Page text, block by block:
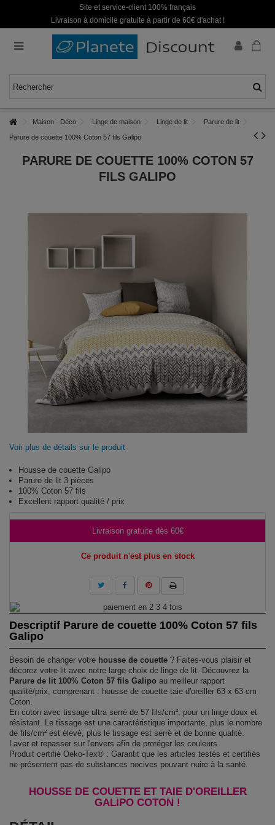
Site et service-client 100% français
Livraison à domicile gratuite à partir de 60€ d'achat !
Maison - Déco Linge de maison Linge de lit Parure de lit
Parure de couette 100% Coton 57 fils Galipo
PARURE DE COUETTE 100% COTON 57
FILS GALIPO
Voir plus de détails sur le produit
Housse de couette Galipo
Parure de lit 3 pièces
100% Coton 57 fils
Excellent rapport qualité / prix
Livraison gratuite dès 60€
Ce produit n'est plus en stock
Descriptif Parure de couette 100% Coton 57 fils
Galipo
Besoin de changer votre housse de couette ? Faites-vous plaisir et
décorez votre lit avec notre large choix de linge de lit. Découvrez la
Parure de lit 100% Coton 57 fils Galipo au meilleur rapport
qualité/prix, comprenant : housse de couette taie d'oreiller 63 x 63 cm
Coton.
En coton avec tissage ultra serré de 57 fils/cm², pour un linge doux et
résistant. Le tissage est une caractéristique importante, plus le nombre
de fils/cm² est élevé, plus le tissage est serré et de bonne qualité.
Laver et repasser sur l'envers afin de protéger les couleurs
Produit certifié Oeko-Tex® : Garantit que les articles testés et certifiés
ne présentent pas de substances nocives pouvant nuire à la santé.
HOUSSE DE COUETTE ET TAIE D'OREILLER
GALIPO COTON !